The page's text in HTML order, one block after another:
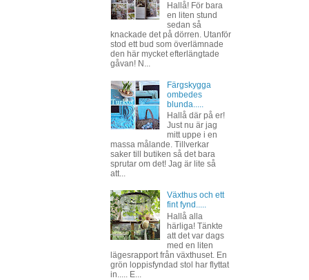
Hallå! För bara
en liten stund
sedan så
knackade det på dörren. Utanför
stod ett bud som överlämnade
den här mycket efterlängtade
gåvan! N...
Färgskygga
ombedes
blunda.....
Hallå där på er!
Just nu är jag
mitt uppe i en
massa målande. Tillverkar
saker till butiken så det bara
sprutar om det! Jag är lite så
att...
Växthus och ett
fint fynd.....
Hallå alla
härliga! Tänkte
att det var dags
med en liten
lägesrapport från växthuset. En
grön loppisfyndad stol har flyttat
in..... E...